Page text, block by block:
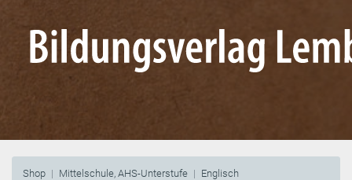
Shop Mittelschule, AHS-Unterstufe
Englisch